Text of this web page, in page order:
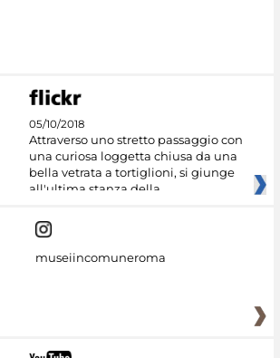
05/10/2018
Attraverso uno stretto passaggio con
una curiosa loggetta chiusa da una
bella vetrata a tortiglioni, si giunge
all'ultima stanza della
museiincomuneroma